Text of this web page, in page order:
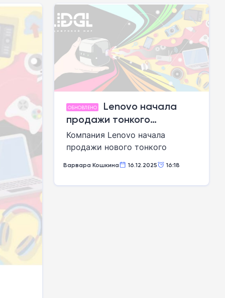
ОБНОВЛЕНО
Lenovo начала
продажи тонкого
монитора по доступной
цене
Компания Lenovo начала
продажи нового тонкого
безрамочного монитора
ThinkVision X1 по цене от 799
долларов США.
Варвара Кошкина 16.12.2025 16:18